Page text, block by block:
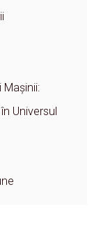
Mașinii:
Universul